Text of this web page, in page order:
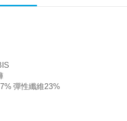
彈性纖維23%